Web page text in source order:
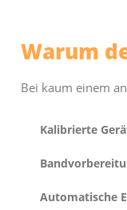
Warum
Bei kaum einem
Kalibrierte
Automatische